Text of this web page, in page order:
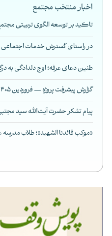
اخبار منتخب مجتمع
تاکید بر توسعه الگوی تربیتی
در راستای گسترش خدمات اجتماعی
طنین دعای عرفه؛ اوج دلدادگی به
گزارش پیشرفت پروژه — فروردین 1405
پیام تشکر حضرت آیت‌الله سید
«موکب قائدنا الشهید»؛ طلاب